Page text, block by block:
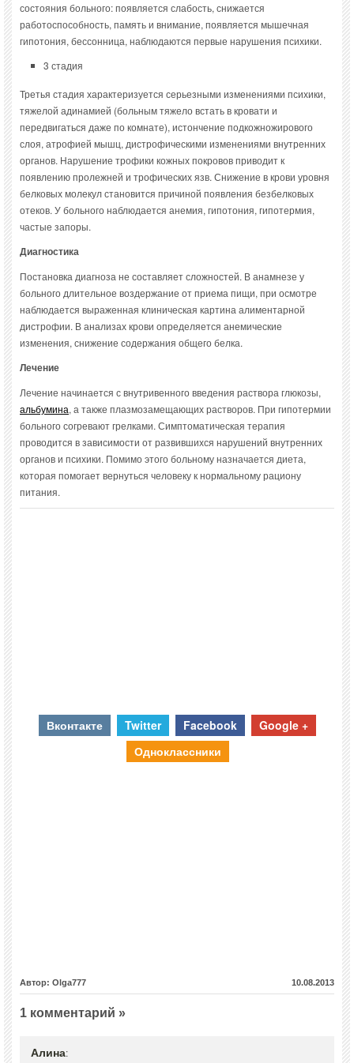
состояния больного: появляется слабость, снижается
работоспособность, память и внимание, появляется мышечная
гипотония, бессонница, наблюдаются первые нарушения психики.
3 стадия
Третья стадия характеризуется серьезными изменениями психики,
тяжелой адинамией (больным тяжело встать в кровати и
передвигаться даже по комнате), истончение подкожножирового
слоя, атрофией мышц, дистрофическими изменениями внутренних
органов. Нарушение трофики кожных покровов приводит к
появлению пролежней и трофических язв. Снижение в крови уровня
белковых молекул становится причиной появления безбелковых
отеков. У больного наблюдается анемия, гипотония, гипотермия,
частые запоры.
Диагностика
Постановка диагноза не составляет сложностей. В анамнезе у
больного длительное воздержание от приема пищи, при осмотре
наблюдается выраженная клиническая картина алиментарной
дистрофии. В анализах крови определяется анемические
изменения, снижение содержания общего белка.
Лечение
Лечение начинается с внутривенного введения раствора глюкозы,
альбумина, а также плазмозамещающих растворов. При гипотермии
больного согревают грелками. Симптоматическая терапия
проводится в зависимости от развившихся нарушений внутренних
органов и психики. Помимо этого больному назначается диета,
которая помогает вернуться человеку к нормальному рациону
питания.
Вконтакте Twitter Facebook
Google +
Одноклассники
Автор: Olga777 10.08.2013
1 комментарий »
Алина: